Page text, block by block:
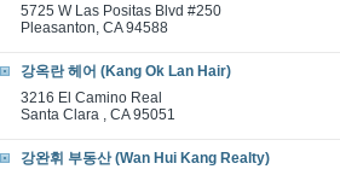
5725 W Las Positas Blvd #250
Pleasanton, CA 94588
강옥란 헤어 (Kang Ok Lan Hair)
3216 El Camino Real
Santa Clara , CA 95051
강완휘 부동산 (Wan Hui Kang Realty)